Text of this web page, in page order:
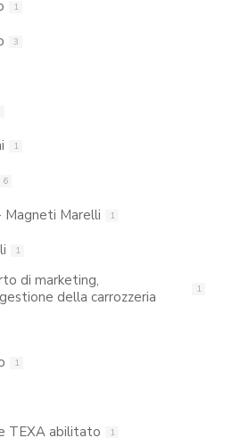
1
3
1
6
Magneti Marelli 1
1
di marketing,
della carrozzeria
1
1
TEXA abilitato 1